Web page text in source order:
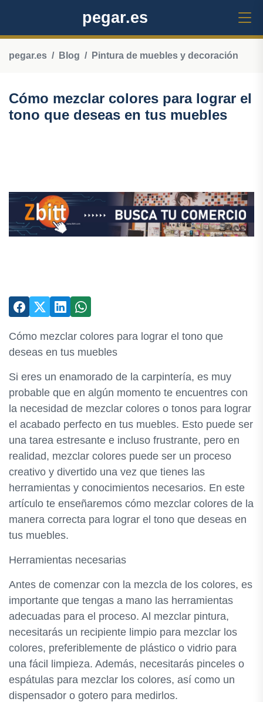
pegar.es
pegar.es Blog Pintura de muebles y decoración
Cómo mezclar colores para lograr el
tono que deseas en tus muebles
Cómo mezclar colores para lograr el tono que
deseas en tus muebles
Si eres un enamorado de la carpintería, es muy
probable que en algún momento te encuentres con
la necesidad de mezclar colores o tonos para lograr
el acabado perfecto en tus muebles. Esto puede ser
una tarea estresante e incluso frustrante, pero en
realidad, mezclar colores puede ser un proceso
creativo y divertido una vez que tienes las
herramientas y conocimientos necesarios. En este
artículo te enseñaremos cómo mezclar colores de la
manera correcta para lograr el tono que deseas en
tus muebles.
Herramientas necesarias
Antes de comenzar con la mezcla de los colores, es
importante que tengas a mano las herramientas
adecuadas para el proceso. Al mezclar pintura,
necesitarás un recipiente limpio para mezclar los
colores, preferiblemente de plástico o vidrio para
una fácil limpieza. Además, necesitarás pinceles o
espátulas para mezclar los colores, así como un
dispensador o gotero para medirlos.